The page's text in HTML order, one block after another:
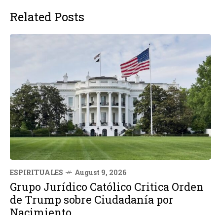
Related Posts
ESPIRITUALES August 9, 2026
Grupo Jurídico Católico Critica Orden
de Trump sobre Ciudadanía por